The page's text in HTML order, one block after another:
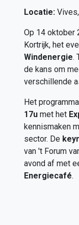
Locatie:
Op 14 oktober
Kortrijk, het
Windenergie.
de kans om
verschillende
Het
17u met het
kennismaken
sector. De
van 't Forum
avond af met
Energiecafé.